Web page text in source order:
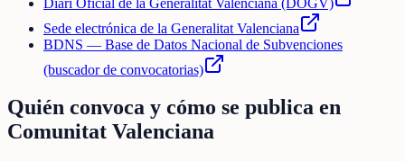
Sede electrónica de la Generalitat Valenciana
BDNS — Base de Datos Nacional de Subvenciones
(buscador de convocatorias)
Quién convoca y cómo se publica en
Comunitat Valenciana